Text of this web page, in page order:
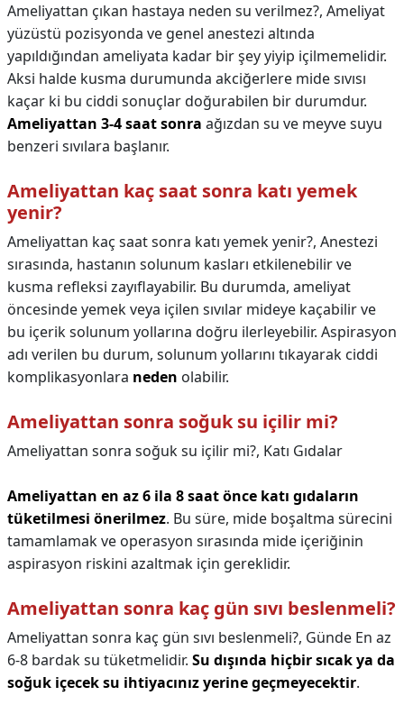
Ameliyattan çıkan hastaya neden su verilmez?, Ameliyat
yüzüstü pozisyonda ve genel anestezi altında
yapıldığından ameliyata kadar bir şey yiyip içilmemelidir.
Aksi halde kusma durumunda akciğerlere mide sıvısı
kaçar ki bu ciddi sonuçlar doğurabilen bir durumdur.
Ameliyattan 3-4 saat sonra ağızdan su ve meyve suyu
benzeri sıvılara başlanır.
Ameliyattan kaç saat sonra katı yemek
yenir?
Ameliyattan kaç saat sonra katı yemek yenir?, Anestezi
sırasında, hastanın solunum kasları etkilenebilir ve
kusma refleksi zayıflayabilir. Bu durumda, ameliyat
öncesinde yemek veya içilen sıvılar mideye kaçabilir ve
bu içerik solunum yollarına doğru ilerleyebilir. Aspirasyon
adı verilen bu durum, solunum yollarını tıkayarak ciddi
komplikasyonlara neden olabilir.
Ameliyattan sonra soğuk su içilir mi?
Ameliyattan sonra soğuk su içilir mi?, Katı Gıdalar
Ameliyattan en az 6 ila 8 saat önce katı gıdaların
tüketilmesi önerilmez. Bu süre, mide boşaltma sürecini
tamamlamak ve operasyon sırasında mide içeriğinin
aspirasyon riskini azaltmak için gereklidir.
Ameliyattan sonra kaç gün sıvı beslenmeli?
Ameliyattan sonra kaç gün sıvı beslenmeli?, Günde En az
6-8 bardak su tüketmelidir. Su dışında hiçbir sıcak ya da
soğuk içecek su ihtiyacınız yerine geçmeyecektir.